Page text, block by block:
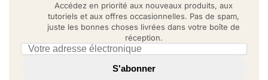
Accédez en priorité aux nouveaux produits, aux
tutoriels et aux offres occasionnelles. Pas de spam,
juste les bonnes choses livrées dans votre boîte de
réception.
Email address
S'abonner